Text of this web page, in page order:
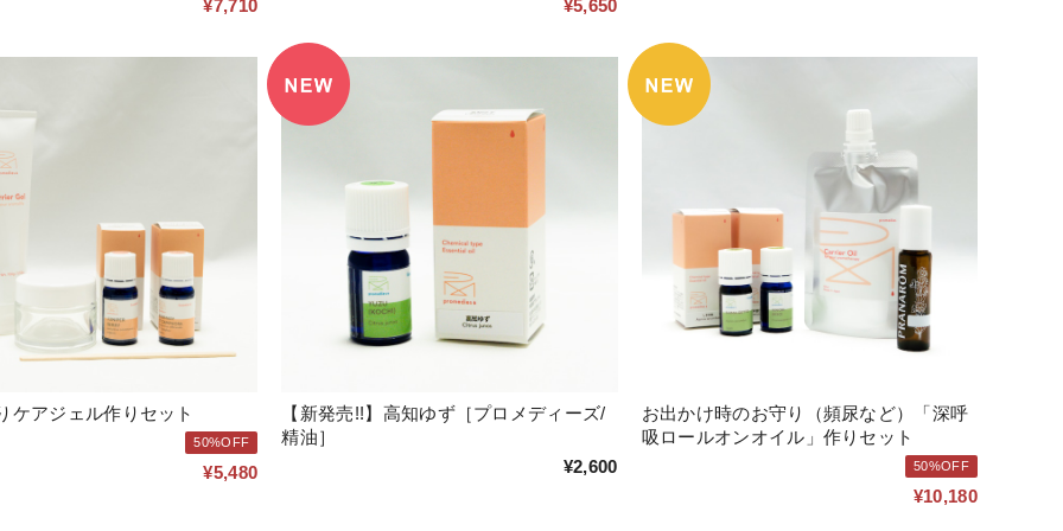
¥7,710 ¥5,650
ケアジェル作りセット
50%OFF
¥5,480
【新発売!!】高知ゆず［プロメディーズ/
精油］
¥2,600
お出かけ時のお守り（頻尿など）「深呼
吸ロールオンオイル」作りセット
50%OFF
¥10,180